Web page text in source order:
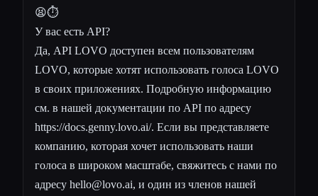
😫⏱️
У вас есть API?
Да, API LOVO доступен всем пользователям
LOVO, которые хотят использовать голоса LOVO
в своих приложениях. Подробную информацию
см. в нашей документации по API по адресу
https://docs.genny.lovo.ai/. Если вы представляете
компанию, которая хочет использовать наши
голоса в широком масштабе, свяжитесь с нами по
адресу hello@lovo.ai, и один из членов нашей